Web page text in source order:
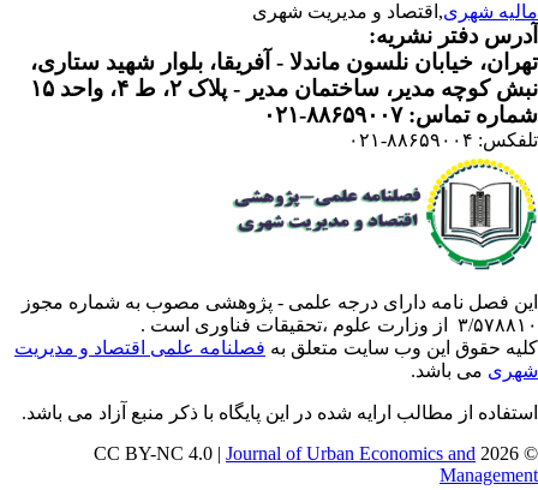
شهری ,اقتصاد و مدیریت شهری
دفتر نشریه:
خیابان نلسون ماندلا - آفریقا، بلوار شهید ستاری،
کوچه مدیر، ساختمان مدیر - پلاک ۲، ط ۴، واحد ۱۵
تماس: ۸۸۶۵۹۰۰۷-۰۲۱
۸۸۶۵۹۰۰۴-۰۲۱
فصل نامه دارای درجه علمی - پژوهشی مصوب به شماره مجوز
وزارت علوم ،تحقیقات فناوری است .
حقوق این وب سایت متعلق بهفصلنامه علمی اقتصاد و مدیریت
می باشد.
از مطالب ارایه شده در این پایگاه با ذکر منبع آزاد می باشد.
©
Journal of Urban Economics and